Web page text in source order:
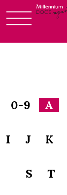
to
0-9 A
I J K
S T